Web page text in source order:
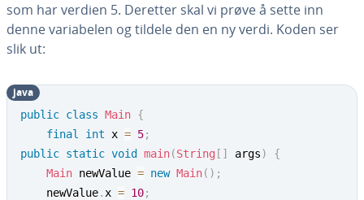
som har verdien 5. Deretter skal vi prøve å sette inn
denne variabelen og tildele den en ny verdi. Koden ser
slik ut:
public class Main {
final
int x = 5;
public static void main(String [ ] args)
{
Main newValue = new Main( ) ;
	newValue
. x = 10;
java